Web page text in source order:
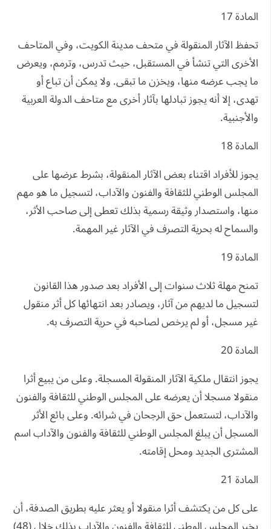
المادة 17
تحفظ الآثار المنقولة في متحف مدينة الكويت، وفي المتاحف
الأخرى التي تنشأ في المستقبل، حيث تدرس، وترمم، ويعرض
ما يجب عرضه منها، ويخزن ما تبقى. ولا يمكن أن تباع أو
تهدى، إلا أنه يجوز تبادلها بآثار أخرى مع متاحف الدولة العربية
والأجنبية.
المادة 18
يجوز للأفراد اقتناء بعض الآثار المنقولة، بشرط عرضها على
المجلس الوطني للثقافة والفنون والآداب، لتسجيل ما هو مهم
منها، واستصدار وثيقة رسمية بذلك تعطى إلى صاحب الأثر،
والسماح له بحرية التصرف في الآثار غير المهمة.
المادة 19
تمنح مهلة ثلاث سنوات إلى الأفراد بعد صدور هذا القانون
لتسجيل ما لديهم من آثار، ويصادر بعد انتهائها كل أثر منقول
غير مسجل، أو لم يرخص لصاحبه في حرية التصرف به.
المادة 20
يجوز انتقال ملكية الآثار المنقولة المسجلة. وعلى من يبيع أثرا
منقولا مسجلا أن يعرضه على المجلس الوطني للثقافة والفنون
والآداب، لتستعمل حق الرجحان في شرائه. وعلى بائع الأثر
المسجل أن يبلغ المجلس الوطني للثقافة والفنون والآداب اسم
المشترى الجديد ومحل إقامته.
المادة 21
على كل من يكتشف أثرا منقولا أو يعثر عليه بطريق الصدفة، أن